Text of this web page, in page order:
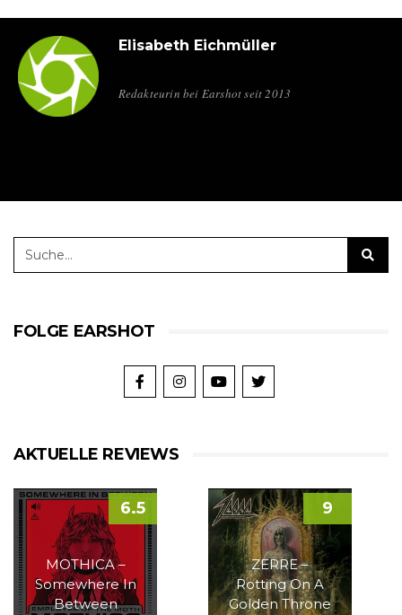
Elisabeth Eichmüller
Redakteurin bei Earshot seit 2013
FOLGE EARSHOT
AKTUELLE REVIEWS
MOTHICA –
Somewhere In
Between
6.5
ZERRE –
Rotting On A
Golden Throne
9